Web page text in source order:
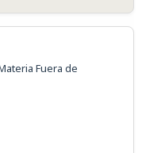
Fuera de